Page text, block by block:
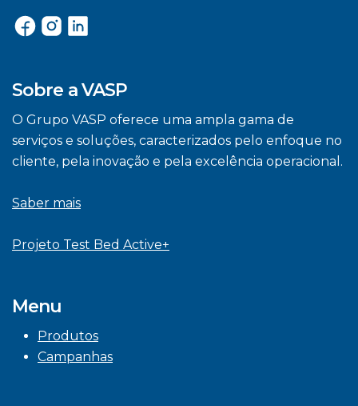
Sobre a VASP
O Grupo VASP oferece uma ampla gama de
serviços e soluções, caracterizados pelo enfoque no
cliente, pela inovação e pela excelência operacional.
Saber mais
Projeto Test Bed Active+
Menu
Produtos
Campanhas